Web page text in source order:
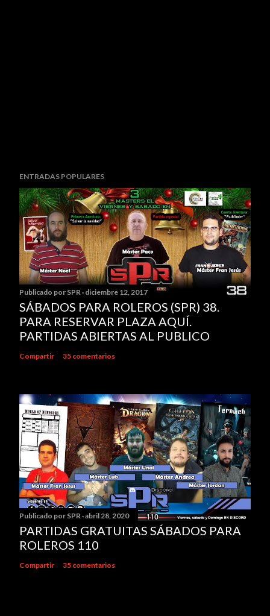
ENTRADAS POPULARES
Publicado por SPR diciembre 12, 2017
SÁBADOS PARA ROLEROS (SPR) 38.
PARA RESERVAR PLAZA AQUÍ.
PARTIDAS ABIERTAS AL PUBLICO
Compartir 35 comentarios
Publicado por SPR abril 28, 2020
PARTIDAS GRATUITAS SÁBADOS PARA
ROLEROS 110
Compartir 35 comentarios